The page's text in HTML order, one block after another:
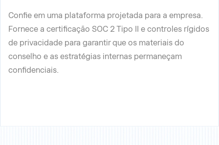
Confie em uma plataforma projetada para a empresa.
Fornece a certificação SOC 2 Tipo II e controles rígidos
de privacidade para garantir que os materiais do
conselho e as estratégias internas permaneçam
confidenciais.